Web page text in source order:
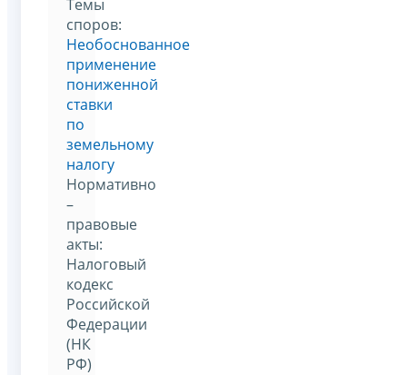
Темы
споров:
Необоснованное
применение
пониженной
ставки
по
земельному
налогу
Нормативно
–
правовые
акты:
Налоговый
кодекс
Российской
Федерации
(НК
РФ)